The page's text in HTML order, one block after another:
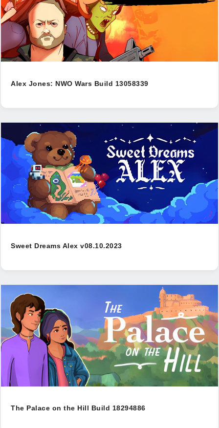
Alex Jones: NWO Wars Build 13058339
Sweet Dreams Alex v08.10.2023
The Palace on the Hill Build 18294886